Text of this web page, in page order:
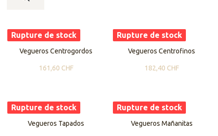
Rupture de stock
​​Vegueros Centrogordos
161,60 CHF
Rupture de stock
Vegueros Centrofinos
182,40 CHF
Rupture de stock
Vegueros Tapados
Rupture de stock
Vegueros Mañanitas